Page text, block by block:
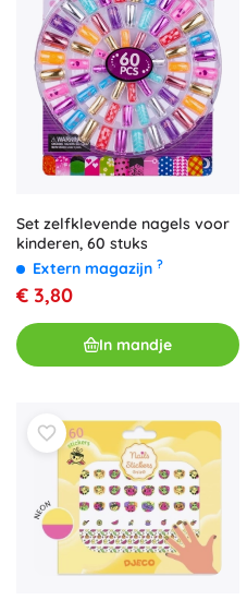
Set zelfklevende nagels voor
kinderen, 60 stuks
Extern magazijn ?
€ 3,80
In mandje